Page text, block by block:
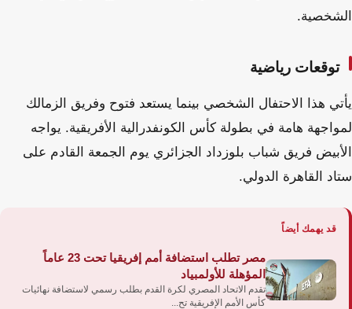
الشخصية.
توقعات رياضية
يأتي هذا الاحتفال الشخصي بينما يستعد فتوح وفريق الزمالك
لمواجهة هامة في بطولة كأس الكونفدرالية الأفريقية. يواجه
الأبيض فريق شباب بلوزداد الجزائري يوم الجمعة القادم على
ستاد القاهرة الدولي.
قد يهمك أيضاً
مصر تطلب استضافة أمم إفريقيا تحت 23 عاماً
المؤهلة للأولمبياد
تقدم الاتحاد المصري لكرة القدم بطلب رسمي لاستضافة نهائيات
كأس الأمم الإفريقية تح...